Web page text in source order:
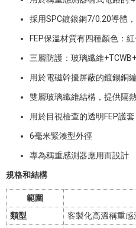
採用SPC鍍銀銅7/0.20導體，
FEP保溫材質有四種顏色：
三層防護：玻璃纖維
用於電磁幹擾屏蔽的鍍錫銅
雙層玻璃纖維結構，提供隔
用於目視檢查的透明FEP護套
6毫米緊湊型外徑
專為稱重感測器應用而設計
規格和結構
範圍
類型
客製化高溫稱重感